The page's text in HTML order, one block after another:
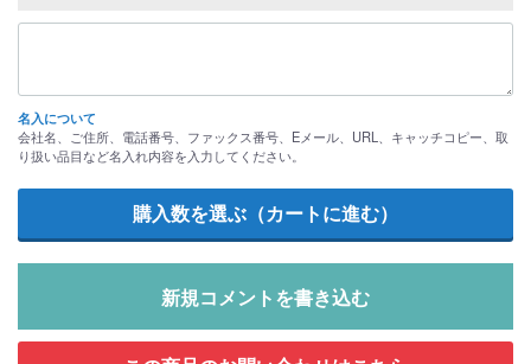
名入について
会社名、ご住所、電話番号、ファックス番号、Eメール、URL、キャッチコピー、取
り扱い品目など名入れ内容を入力してください。
新規コメントを書き込む